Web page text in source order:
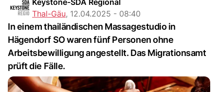
Keystone-SDA Regional
Thal-Gäu, 12.04.2025 - 08:40
In einem thailändischen Massagestudio in
Hägendorf SO waren fünf Personen ohne
Arbeitsbewilligung angestellt. Das Migrationsamt
prüft die Fälle.